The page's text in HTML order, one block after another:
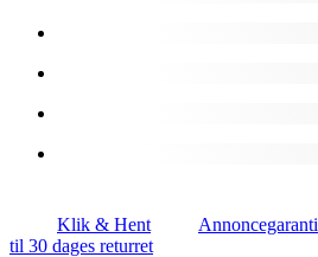
Klik & Hent Annoncegaranti
til 30 dages returret